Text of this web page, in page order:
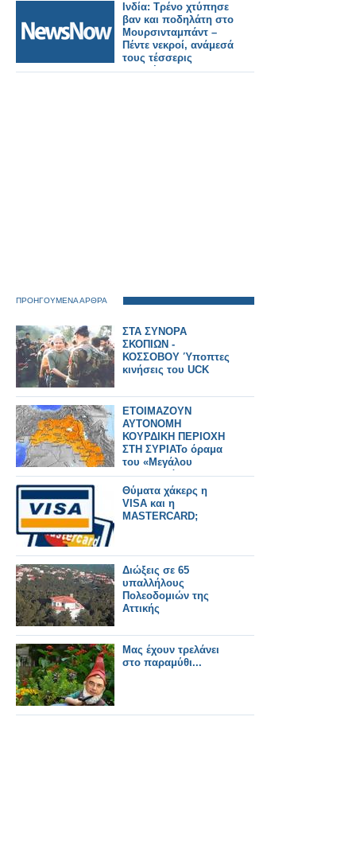
Ινδία: Τρένο χτύπησε
βαν και ποδηλάτη στο
Μουρσινταμπάντ –
Πέντε νεκροί, ανάμεσά
τους τέσσερις
μαθητές.
ΠΡΟΗΓΟΥΜΕΝΑ ΑΡΘΡΑ
ΣΤΑ ΣΥΝΟΡΑ
ΣΚΟΠΙΩΝ -
ΚΟΣΣΟΒΟΥ Ύποπτες
κινήσεις του UCK
ΕΤΟΙΜΑΖΟΥΝ
ΑΥΤΟΝΟΜΗ
ΚΟΥΡΔΙΚΗ ΠΕΡΙΟΧΗ
ΣΤΗ ΣΥΡΙΑΤο όραμα
του «Μεγάλου
Κουρδιστάν»
Θύματα χάκερς η
VISA και η
MASTERCARD;
Διώξεις σε 65
υπαλλήλους
Πολεοδομιών της
Αττικής
Μας έχουν τρελάνει
στο παραμύθι...